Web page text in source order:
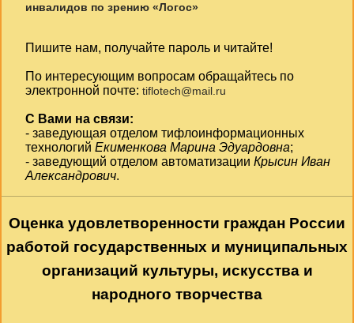
инвалидов по зрению «Логос»
Пишите нам, получайте пароль и читайте!
По интересующим вопросам обращайтесь по
электронной почте: tiflotech@mail.ru
С Вами на связи:
- заведующая отделом тифлоинформационных
технологий Екименкова Марина Эдуардовна;
- заведующий отделом автоматизации Крысин Иван
Александрович.
Оценка удовлетворенности граждан России
работой государственных и муниципальных
организаций культуры, искусства и
народного творчества